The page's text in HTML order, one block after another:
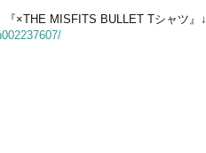
『×THE MISFITS BULLET Tシャツ』↓